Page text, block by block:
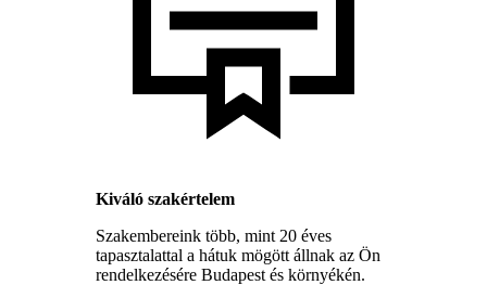
Kiváló szakértelem
Szakembereink több, mint 20 éves
tapasztalattal a hátuk mögött állnak az Ön
rendelkezésére Budapest és környékén.